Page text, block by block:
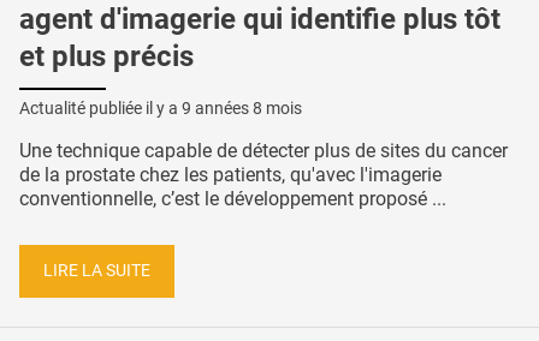
agent d'imagerie qui identifie plus tôt
et plus précis
Actualité publiée il y a 9 années 8 mois
Une technique capable de détecter plus de sites du cancer
de la prostate chez les patients, qu'avec l'imagerie
conventionnelle, c’est le développement proposé ...
LIRE LA SUITE